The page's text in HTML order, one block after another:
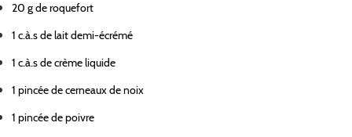
20 g de roquefort
1 c.à.s de lait demi-écrémé
1 c.à.s de crème liquide
1 pincée de cerneaux de noix
1 pincée de poivre